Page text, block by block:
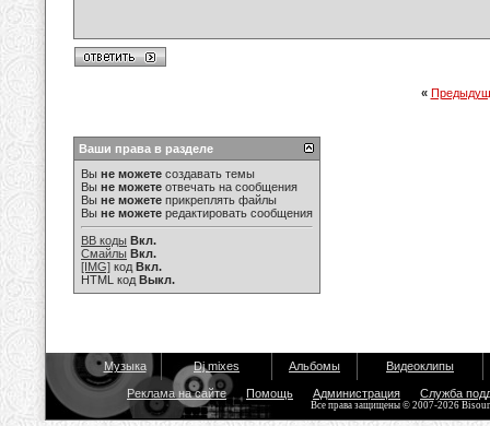
«
Ваши права в разделе
Вы не можете создавать темы
Вы не можете отвечать на сообщения
Вы не можете прикреплять файлы
Вы не можете редактировать сообщения
BB коды Вкл.
Смайлы Вкл.
[IMG] код Вкл.
HTML код Выкл.
Музыка Dj mixes Альбомы Видеоклипы
Реклама на сайте Помощь Администрация Служба
Все права защищены © 2007-2026